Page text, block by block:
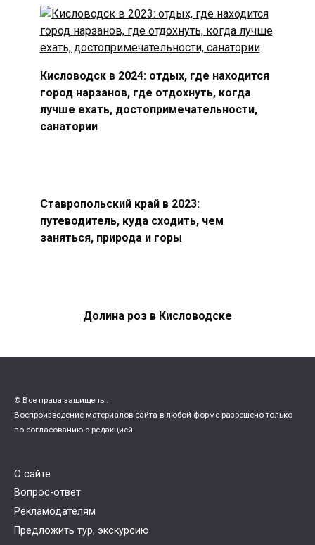
Кисловодск в 2024: отдых, где находится
город нарзанов, где отдохнуть, когда
лучше ехать, достопримечательности,
санатории
Ставропольский край в 2023:
путеводитель, куда сходить, чем
заняться, природа и горы
Долина роз в Кисловодске
© Все права защищены.
Воспроизведение материалов сайта в любой форме разрешено только
по согласованию с редакцией.
О сайте
Вопрос-ответ
Рекламодателям
Предложить тур, экскурсию